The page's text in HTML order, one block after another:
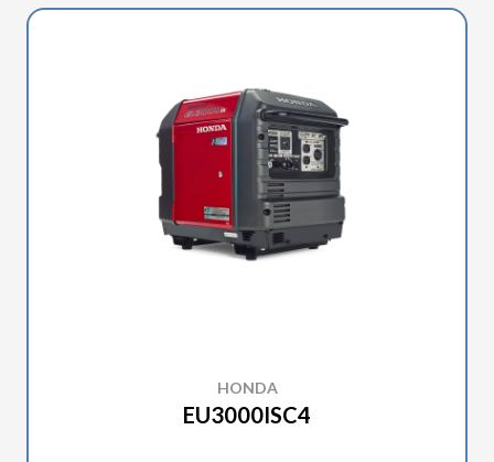
HONDA
EU3000ISC4